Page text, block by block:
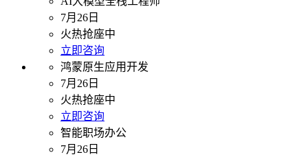
7月26日
火热抢座中
立即咨询
鸿蒙原生应用开发
7月26日
火热抢座中
立即咨询
智能职场办公
7月26日